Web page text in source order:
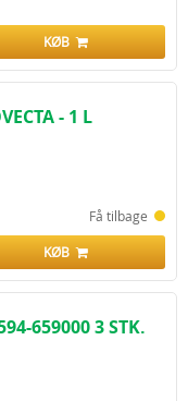
KØB
- 1 L
Få tilbage
KØB
659000 3 STK.